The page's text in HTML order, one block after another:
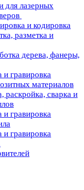
для лазерных
и кодировка
разметка и
дерева, фанеры,
и гравировка
материалов
раскройка, сварка и
и гравировка
и гравировка